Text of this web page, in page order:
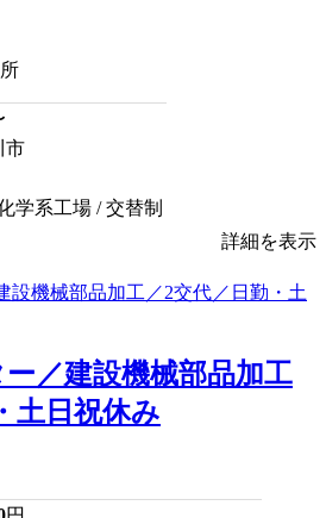
市
学系工場 / 交替制
詳細を表示
／建設機械部品加工
土日祝休み